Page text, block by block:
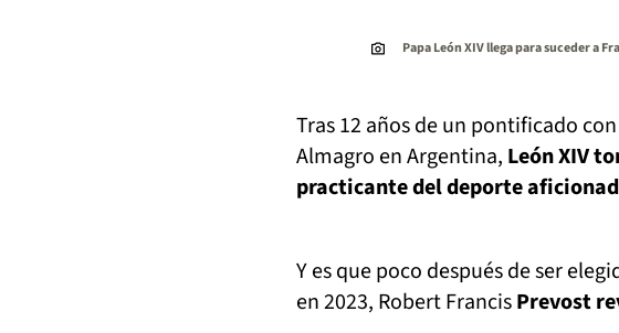
Papa León XIV llega para suceder a
Tras 12 años de un pontificado con
Almagro en Argentina, León XIV
practicante del deporte
Y es que poco después de ser
en 2023, Robert FrancisPrevost